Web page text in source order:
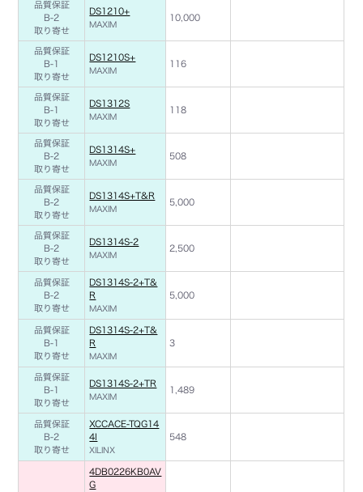
品質保証
B-2
取り寄せ
DS1210+
MAXIM
10,000
品質保証
B-1
取り寄せ
DS1210S+
MAXIM
116
品質保証
B-1
取り寄せ
DS1312S
MAXIM
118
品質保証
B-2
取り寄せ
DS1314S+
MAXIM
508
品質保証
B-2
取り寄せ
DS1314S+T&R
MAXIM
5,000
品質保証
B-2
取り寄せ
DS1314S-2
MAXIM
2,500
品質保証
B-2
取り寄せ
DS1314S-2+T&
R
MAXIM
5,000
品質保証
B-1
取り寄せ
DS1314S-2+T&
R
MAXIM
3
品質保証
B-1
取り寄せ
DS1314S-2+TR
MAXIM
1,489
品質保証
B-2
取り寄せ
XCCACE-TQG14
4I
XILINX
548
4DB0226KB0AV
G